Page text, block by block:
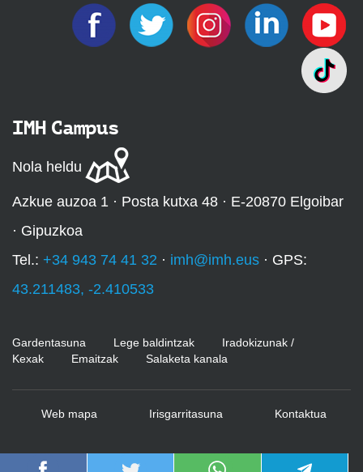
IMH Campus
Nola heldu
Azkue auzoa 1 · Posta kutxa 48 · E-20870 Elgoibar
· Gipuzkoa
Tel.: +34 943 74 41 32 · imh@imh.eus · GPS:
43.211483, -2.410533
Gardentasuna Lege baldintzak
Iradokizunak /
Kexak
Emaitzak Salaketa kanala
Web mapa Irisgarritasuna Kontaktua